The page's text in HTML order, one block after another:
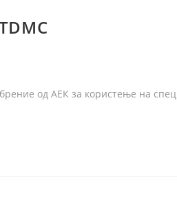
од АЕК за користење на